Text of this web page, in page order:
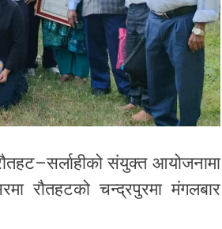
संयुक्त आयोजनामा
रौतहटको चन्द्रपुरमा मंगलबार